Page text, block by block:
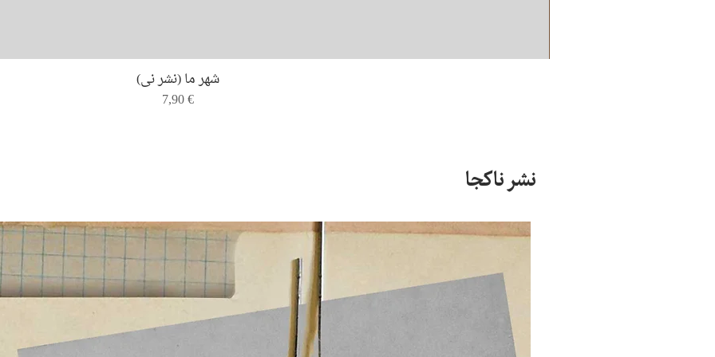
Quick View
شهر ما (نشر نی)
Price
7,90 €
نشر ناکجا